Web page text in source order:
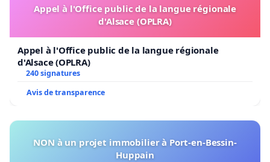
Appel à l'Office public de la langue régionale
d'Alsace (OPLRA)
Appel à l'Office public de la langue régionale
d'Alsace (OPLRA)
240 signatures
Avis de transparence
NON à un projet immobilier à Port-en-Bessin-
Huppain